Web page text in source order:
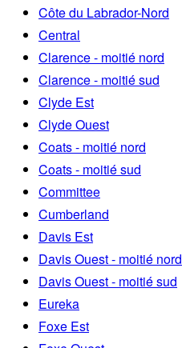
Côte du Labrador-Nord
Central
Clarence - moitié nord
Clarence - moitié sud
Clyde Est
Clyde Ouest
Coats - moitié nord
Coats - moitié sud
Committee
Cumberland
Davis Est
Davis Ouest - moitié nord
Davis Ouest - moitié sud
Eureka
Foxe Est